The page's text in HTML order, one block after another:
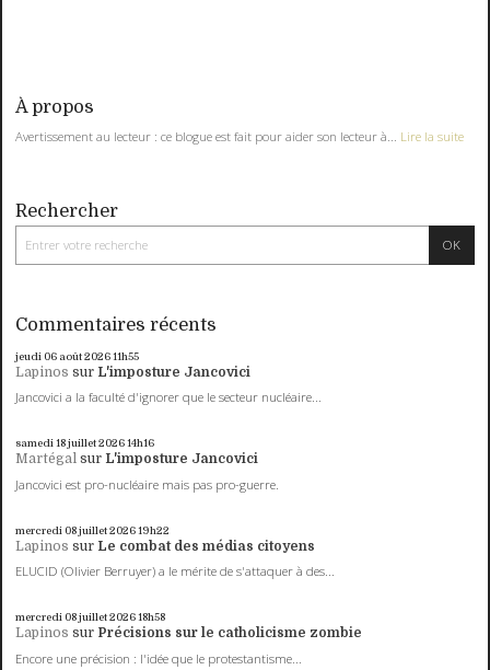
À propos
Avertissement au lecteur : ce blogue est fait pour aider son lecteur à... Lire la suite
Rechercher
Commentaires récents
jeudi 06 août 202611h55
Lapinos sur L'imposture Jancovici
Jancovici a la faculté d'ignorer que le secteur nucléaire...
samedi 18juillet 202614h16
Martégal sur L'imposture Jancovici
Jancovici est pro-nucléaire mais pas pro-guerre.
mercredi 08juillet 202619h22
Lapinos sur Le combat des médias citoyens
ELUCID (Olivier Berruyer) a le mérite de s'attaquer à des...
mercredi 08juillet 202618h58
Lapinos sur Précisions sur le catholicisme zombie
Encore une précision : l'idée que le protestantisme...